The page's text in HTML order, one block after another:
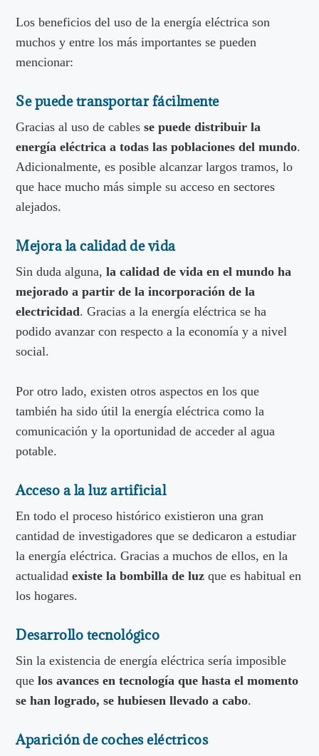
Los beneficios del uso de la energía eléctrica son
muchos y entre los más importantes se pueden
mencionar:
Se puede transportar fácilmente
Gracias al uso de cablesse puede distribuir la
energía eléctrica a todas las poblaciones del mundo.
Adicionalmente, es posible alcanzar largos tramos, lo
que hace mucho más simple su acceso en sectores
alejados.
Mejora la calidad de vida
Sin duda alguna,la calidad de vida en el mundo ha
mejorado a partir de la incorporación de la
electricidad. Gracias a la energía eléctrica se ha
podido avanzar con respecto a la economía y a nivel
social.
Por otro lado, existen otros aspectos en los que
también ha sido útil la energía eléctrica como la
comunicación y la oportunidad de acceder al agua
potable.
Acceso a la luz artificial
En todo el proceso histórico existieron una gran
cantidad de investigadores que se dedicaron a estudiar
la energía eléctrica. Gracias a muchos de ellos, en la
actualidadexiste la bombilla de luz que es habitual en
los hogares.
Desarrollo tecnológico
Sin la existencia de energía eléctrica sería imposible
quelos avances en tecnología que hasta el momento
se han logrado, se hubiesen llevado a cabo.
Aparición de coches eléctricos